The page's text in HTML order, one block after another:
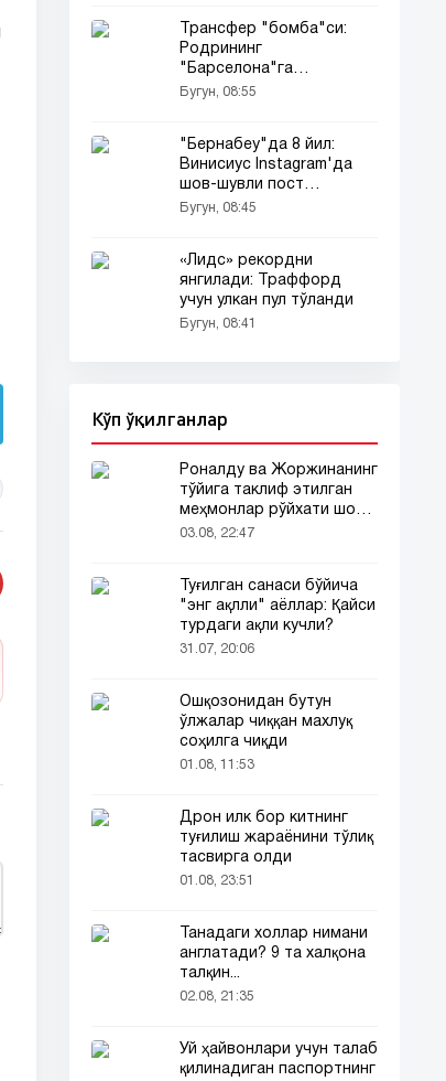
Трансфер "бомба"си:
Родрининг
"Барселона"га
трансфери
Бугун, 08:55
"Бернабеу"да 8 йил:
Винисиус Instagram'да
шов-шувли пост
қолдирди...
Бугун, 08:45
«Лидс» рекордни
янгилади: Траффорд
учун улкан пул тўланди
Бугун, 08:41
Кўп ўқилганлар
Роналду ва Жоржинанинг
тўйига таклиф этилган
меҳмонлар рўйхати шов-
шувда
03.08, 22:47
Туғилган санаси бўйича
"энг ақлли" аёллар: Қайси
турдаги ақли кучли?
31.07, 20:06
Ошқозонидан бутун
ўлжалар чиққан махлуқ
соҳилга чиқди
01.08, 11:53
Дрон илк бор китнинг
туғилиш жараёнини тўлиқ
тасвирга олди
01.08, 23:51
Танадаги холлар нимани
англатади? 9 та халқона
талқин...
02.08, 21:35
Уй ҳайвонлари учун талаб
қилинадиган паспортнинг